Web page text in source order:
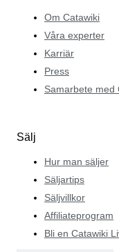
Om Catawiki
Våra experter
Karriär
Press
Samarbete med
Sälj
Hur man säljer
Säljartips
Säljvillkor
Affiliateprogram
Bli en Catawiki